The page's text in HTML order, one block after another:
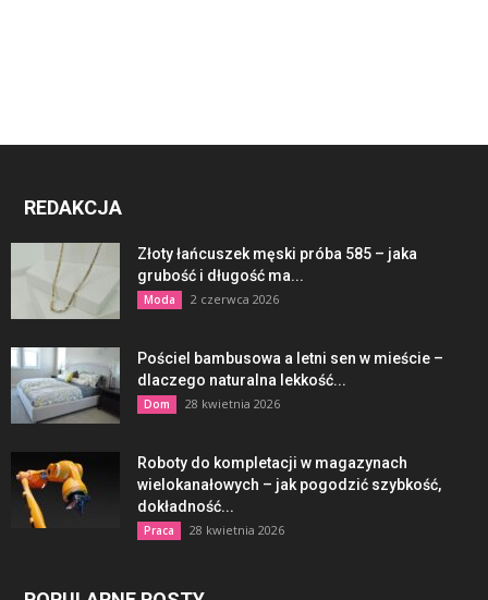
REDAKCJA
Złoty łańcuszek męski próba 585 – jaka
grubość i długość ma...
Moda 2 czerwca 2026
Pościel bambusowa a letni sen w mieście –
dlaczego naturalna lekkość...
Dom 28 kwietnia 2026
Roboty do kompletacji w magazynach
wielokanałowych – jak pogodzić szybkość,
dokładność...
Praca 28 kwietnia 2026